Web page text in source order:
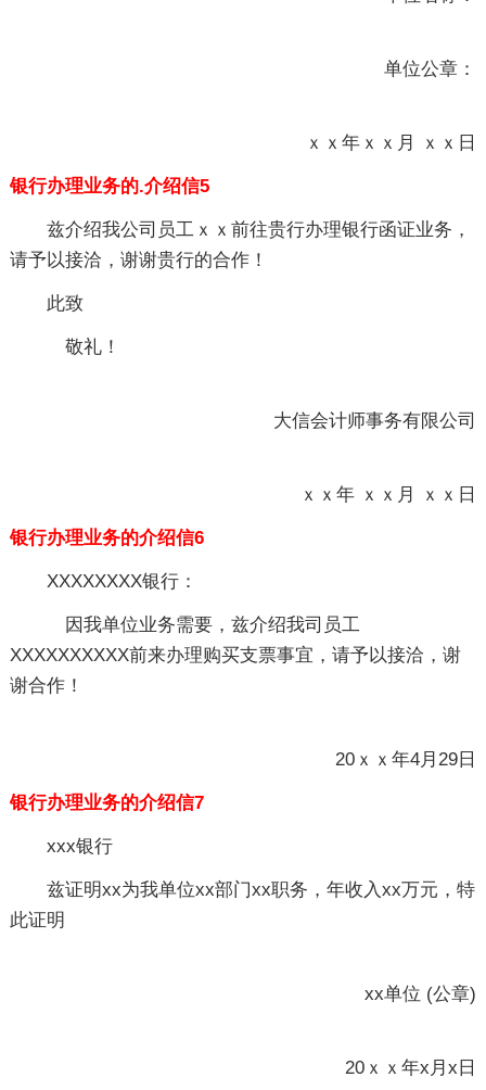
单位公章：
ｘｘ年ｘｘ月 ｘｘ日
银行办理业务的.介绍信5
兹介绍我公司员工ｘｘ前往贵行办理银行函证业务，
请予以接洽，谢谢贵行的合作！
此致
敬礼！
大信会计师事务有限公司
ｘｘ年 ｘｘ月 ｘｘ日
银行办理业务的介绍信6
XXXXXXXX银行：
因我单位业务需要，兹介绍我司员工
XXXXXXXXXX前来办理购买支票事宜，请予以接洽，谢
谢合作！
20ｘｘ年4月29日
银行办理业务的介绍信7
xxx银行
兹证明xx为我单位xx部门xx职务，年收入xx万元，特
此证明
xx单位 (公章)
20ｘｘ年x月x日